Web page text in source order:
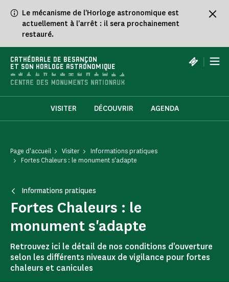
Le mécanisme de l'Horloge astronomique est
actuellement à l'arrêt : il sera prochainement
restauré.
CATHÉDRALE DE BESANÇON
ET SON HORLOGE ASTRONOMIQUE
|
VISITER DÉCOUVRIR AGENDA
Page d'accueil Visiter
Informations pratiques
Fortes Chaleurs : le monument s'adapte
Informations pratiques
Fortes Chaleurs : le
monument s'adapte
Retrouvez ici le détail de nos conditions d'ouverture
selon les différents niveaux de vigilance pour fortes
chaleurs et canicules